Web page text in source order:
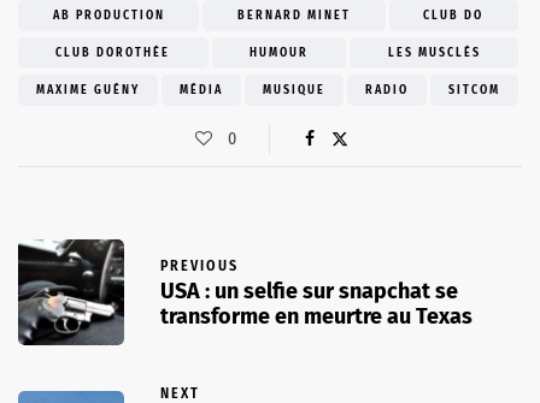
AB PRODUCTION BERNARD MINET CLUB DO
CLUB DOROTHÉE HUMOUR LES MUSCLÉS
MAXIME GUÉNY MÉDIA MUSIQUE RADIO SITCOM
0
PREVIOUS
USA : un selfie sur snapchat se
transforme en meurtre au Texas
NEXT